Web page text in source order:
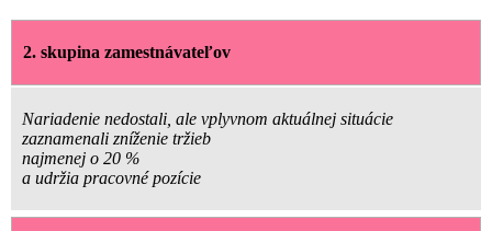
2. skupina zamestnávateľov
Nariadenie nedostali, ale vplyvnom aktuálnej situácie
zaznamenali zníženie tržieb
najmenej o 20 %
a udržia pracovné pozície